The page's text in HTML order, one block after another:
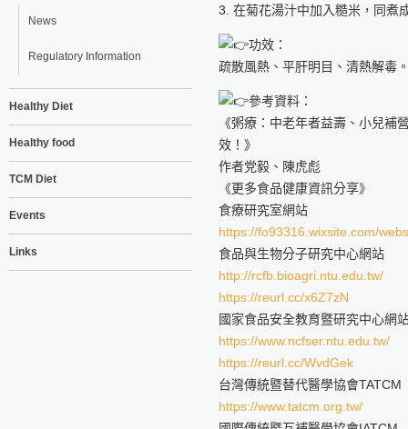
News
Regulatory Information
Healthy Diet
Healthy food
TCM Diet
Events
Links
3. 在菊花湯汁中加入糙米，同煮
功效：
疏散風熱、平肝明目、清熱解毒
參考資料：
《粥療：中老年者益壽、小兒補
效！》
作者党毅、陳虎彪
《更多食品健康資訊分享》
食療研究室網站
https://fo93316.wixsite.com/
食品與生物分子研究中心網站
http://rcfb.bioagri.ntu.edu.tw/
https://reurl.cc/x6Z7zN
國家食品安全教育暨研究中心網
https://www.ncfser.ntu.edu.tw/
https://reurl.cc/WvdGek
台灣傳統暨替代醫學協會TATCM
https://www.tatcm.org.tw/